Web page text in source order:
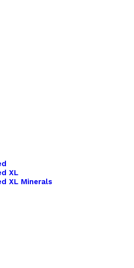
XL
XL Minerals
haak- en breisters onder
assortiment vegan leren
diervriendelijk zijn.
synthetisch materiaal,
alternatief
zonder concessies te doen
op afbeeldingen